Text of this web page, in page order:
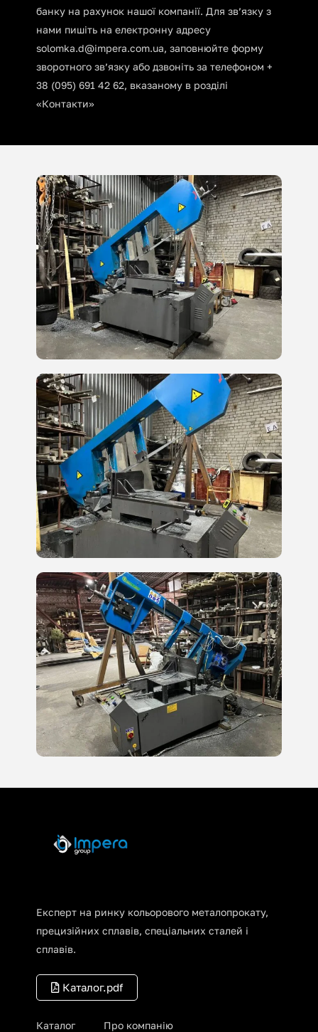
банку на рахунок нашої компанії. Для зв’язку з
нами пишіть на електронну адресу
solomka.d@impera.com.ua, заповнюйте форму
зворотного зв’язку або дзвоніть за телефоном +
38 (095) 691 42 62, вказаному в розділі
«Контакти»
Експерт на ринку кольорового металопрокату,
прецизійних сплавів, спеціальних сталей і
сплавів.
Каталог.pdf
Каталог Про компанію